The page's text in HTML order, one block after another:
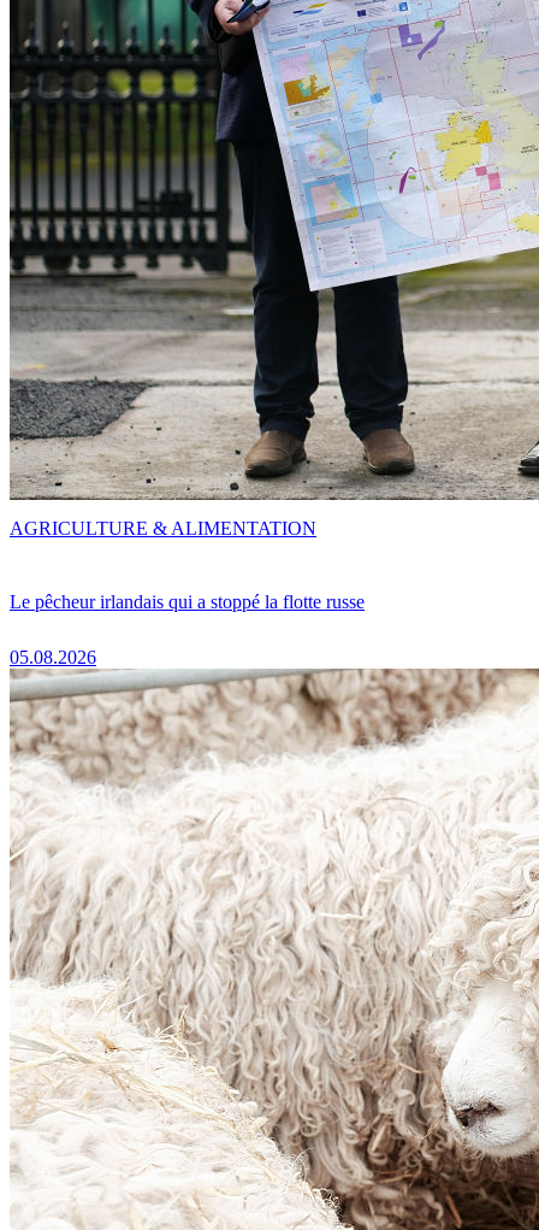
Le pêcheur irlandais qui a stoppé la flotte russe
05.08.2026
AGRICULTURE & ALIMENTATION